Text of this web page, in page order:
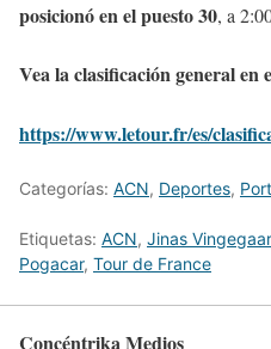
posicionó en el puesto 30, a
Vea la clasificación general en
https://www.letour.fr/es/
Categorías: ACN, Deportes,
Etiquetas: ACN, Jinas
Pogacar, Tour de France
Concéntrika Medios